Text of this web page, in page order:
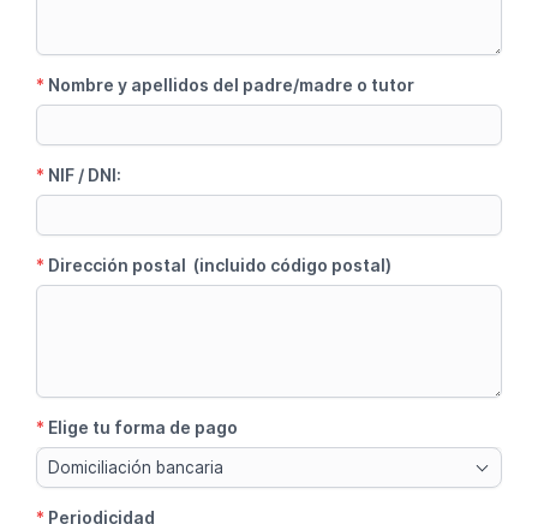
* Nombre y apellidos del padre/madre o tutor
* NIF / DNI:
* Dirección postal (incluido código postal)
* Elige tu forma de pago
Domiciliación bancaria
* Periodicidad